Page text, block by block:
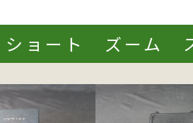
ョート ズーム